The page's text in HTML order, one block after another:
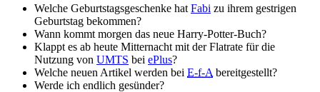
Welche Geburtstagsgeschenke hat Fabi zu ihrem gestrigen
Geburtstag bekommen?
Wann kommt morgen das neue Harry-Potter-Buch?
Klappt es ab heute Mitternacht mit der Flatrate für die
Nutzung von UMTS bei ePlus?
Welche neuen Artikel werden bei E-f-A bereitgestellt?
Werde ich endlich gesünder?